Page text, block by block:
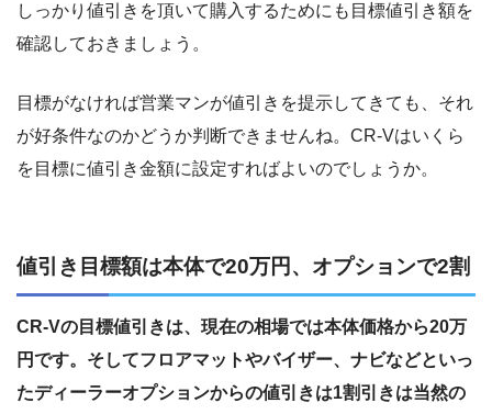
しっかり値引きを頂いて購入するためにも目標値引き額を
確認しておきましょう。
目標がなければ営業マンが値引きを提示してきても、それ
が好条件なのかどうか判断できませんね。CR-Vはいくら
を目標に値引き金額に設定すればよいのでしょうか。
値引き目標額は本体で20万円、オプションで2割
CR-Vの目標値引きは、現在の相場では本体価格から20万
円です。そしてフロアマットやバイザー、ナビなどといっ
たディーラーオプションからの値引きは1割引きは当然の